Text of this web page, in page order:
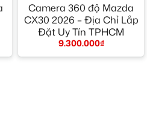
Camera 360 độ Mazda
CX30 2026 – Địa Chỉ Lắp
Đặt Uy Tín TPHCM
9.300.000₫